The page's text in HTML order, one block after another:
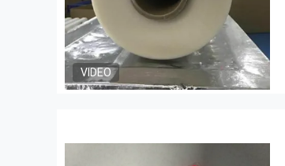
VIDEO